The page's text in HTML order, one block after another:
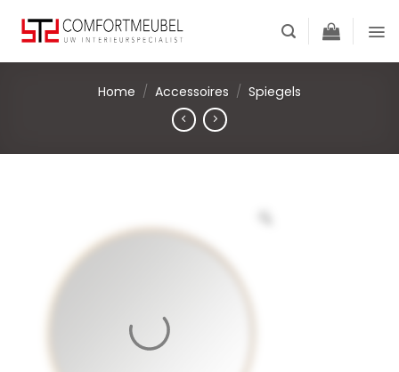
content
Home / Accessoires / Spiegels